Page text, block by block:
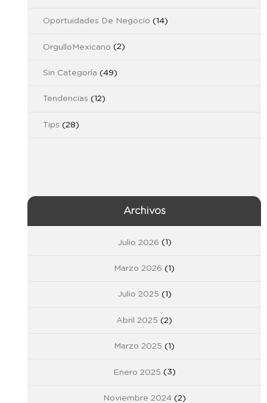
Oportuidades De Negocio (14)
OrgulloMexicano (2)
Sin Categoría (49)
Tendencias (12)
Tips (28)
Archivos
Julio 2026 (1)
Marzo 2026 (1)
Julio 2025 (1)
Abril 2025 (2)
Marzo 2025 (1)
Enero 2025 (3)
Noviembre 2024(2)